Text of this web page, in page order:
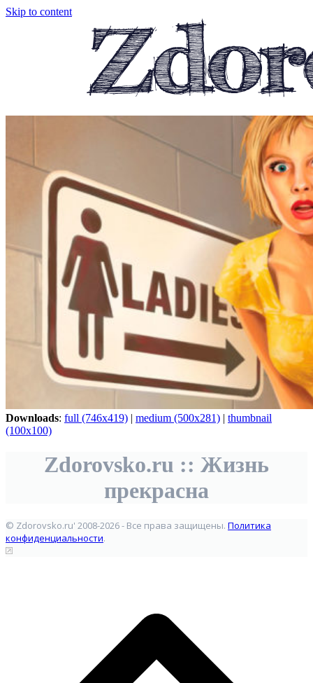
Skip to content
Downloads: full (746x419) | medium (500x281) | thumbnail
(100x100)
Zdorovsko.ru :: Жизнь
прекрасна
© Zdorovsko.ru' 2008-2026 - Все права защищены. Политика
конфиденциальности.